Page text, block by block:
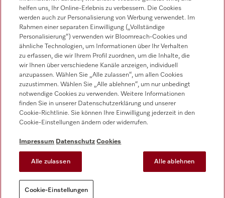
AGB
Datenschutz
Nutzungsbedingungen
Barrierefreiheitserklärung
EU-Gesetzen über digitale Dienste
Cookie-Einstellungen
helfen uns, Ihr Online-Erlebnis zu verbessern. Die Cookies
werden auch zur Personalisierung von Werbung verwendet. Im
Rahmen einer separaten Einwilligung („Vollständige
Personalisierung“) verwenden wir Bloomreach-Cookies und
ähnliche Technologien, um Informationen über Ihr Verhalten
zu erfassen, die wir Ihrem Profil zuordnen, um die Inhalte, die
wir Ihnen über verschiedene Kanäle anzeigen, individuell
anzupassen. Wählen Sie „Alle zulassen“, um allen Cookies
zuzustimmen. Wählen Sie „Alle ablehnen“, um nur unbedingt
notwendige Cookies zu verwenden. Weitere Informationen
finden Sie in unserer Datenschutzerklärung und unserer
Cookie-Richtlinie. Sie können Ihre Einwilligung jederzeit in den
Cookie-Einstellungen ändern oder widerrufen.
Impressum Datenschutz Cookies
Alle zulassen Alle ablehnen
Cookie-Einstellungen